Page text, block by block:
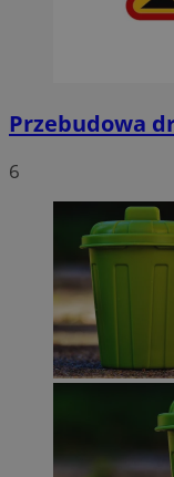
Przebudowa
6